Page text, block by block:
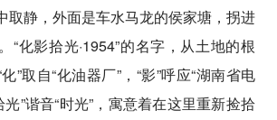
静，外面是车水马龙的侯家塘，拐进
“化影拾光·1954”的名字，从土地的根
取自“化油器厂”，“影”呼应“湖南省电
光”谐音“时光”，寓意着在这里重新捡拾